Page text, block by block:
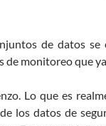
de datos
de monitoreo que
Lo que es
los datos de